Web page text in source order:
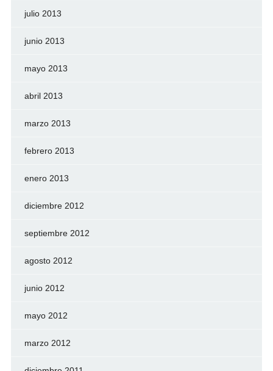
julio 2013
junio 2013
mayo 2013
abril 2013
marzo 2013
febrero 2013
enero 2013
diciembre 2012
septiembre 2012
agosto 2012
junio 2012
mayo 2012
marzo 2012